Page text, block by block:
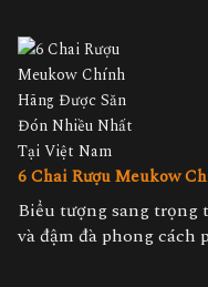
6 Chai Rượu Meukow
Biểu tượng sang trọng
và đậm đà phong cách